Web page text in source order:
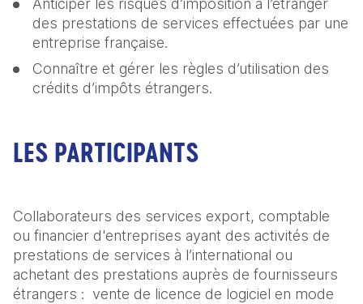
Anticiper les risques d’imposition à l’étranger
des prestations de services effectuées par une
entreprise française.
Connaître et gérer les règles d’utilisation des
crédits d’impôts étrangers.
LES PARTICIPANTS
Collaborateurs des services export, comptable
ou financier d'entreprises ayant des activités de
prestations de services à l’international ou
achetant des prestations auprès de fournisseurs
étrangers :  vente de licence de logiciel en mode